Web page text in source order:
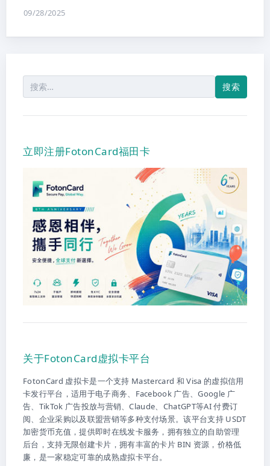
09/28/2025
索：
立即注册FotonCard福田卡
关于FotonCard虚拟卡平台
FotonCard 虚拟卡是一个支持 Mastercard 和 Visa 的虚拟信用
卡发行平台，适用于电子商务、Facebook 广告、Google 广
告、TikTok 广告投放与营销、Claude、ChatGPT等AI 付费订
阅、企业采购以及联盟营销等多种支付场景。该平台支持 USDT
加密货币充值，提供即时在线发卡服务，拥有独立的自助管理
后台，支持无限创建卡片，拥有丰富的卡片 BIN 资源，价格低
廉，是一家稳定可靠的成熟虚拟卡平台。